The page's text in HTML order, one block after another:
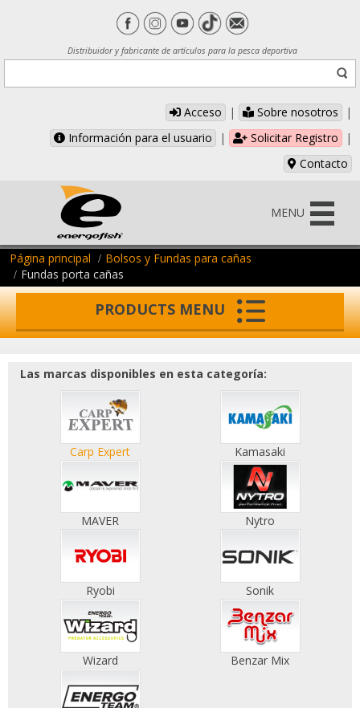
Distribuidor y fabricante de artículos para la pesca deportiva
Acceso | Sobre nosotros
|
Información para el usuario
| Solicitar Registro
|
Contacto
MENU
Página principal
Bolsos y Fundas para cañas
Fundas porta cañas
PRODUCTS MENU
Las marcas disponibles en esta categoría:
Carp Expert Kamasaki
MAVER Nytro
Ryobi Sonik
Wizard Benzar Mix